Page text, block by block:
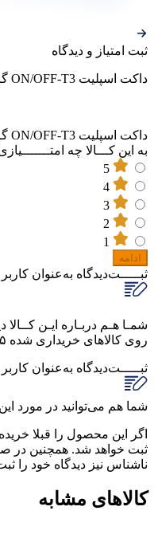
ثبت‌ امتیاز‌ و‌ دیدگاه
داکت اسپلیت ON/OFF-T3 گرین 24000 مدل GDS-24P1T3/R1N
داکت اسپلیت ON/OFF-T3 گرین 24000 مدل GDS-24P1T3/R1N
به این کـــالا چه
ادامه
ثبـــــت‌دیدگاه به‌عنوان کاربر
شمـا هـم دربـاره ایـن کــالا
روی کالاهای خریداری شده ۵ امتیاز دریافت کنید.
ثبـــــت‌دیدگاه به‌عنوان کاربر
شما هم می‌توانید در مورد
اگر این محصول را قبلا
ثبت خواهد شد. همچنین در
ناشناس نیز دیدگاه خود را
کالاهای مشابه